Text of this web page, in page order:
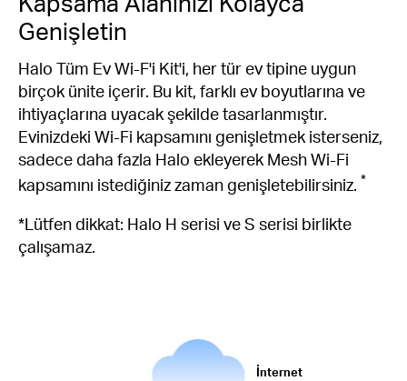
Genişletin
Halo Tüm Ev Wi-F'i Kit'i, her tür ev tipine uygun
birçok ünite içerir. Bu kit, farklı ev boyutlarına ve
ihtiyaçlarına uyacak şekilde tasarlanmıştır.
Evinizdeki Wi-Fi kapsamını genişletmek isterseniz,
sadece daha fazla Halo ekleyerek Mesh Wi-Fi
kapsamını istediğiniz zaman genişletebilirsiniz. *
*Lütfen dikkat: Halo H serisi ve S serisi birlikte
çalışamaz.
İnternet